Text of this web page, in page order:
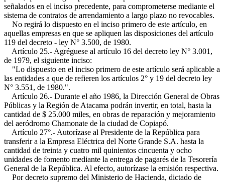
señalados en el inciso precedente, para comprometerse mediante el
sistema de contratos de arrendamiento a largo plazo no revocables.
No regirá lo dispuesto en el inciso primero de este artículo, en
aquellas empresas en que se apliquen las disposiciones del artículo
119 del decreto - ley N° 3.500, de 1980.
Artículo 25.- Agréguese al artículo 16 del decreto ley N° 3.001,
de 1979, el siguiente inciso:
"Lo dispuesto en el inciso primero de este artículo será aplicable a
las entidades a que de refieren los artículos 2° y 19 del decreto ley
N° 3.551, de 1980.".
Artículo 26.- Durante el año 1986, la Dirección General de Obras
Públicas y la Región de Atacama podrán invertir, en total, hasta la
cantidad de $ 25.000 miles, en obras de reparación y mejoramiento
del aeródromo Chamonate de la ciudad de Copiapó.
Artículo 27°.- Autorízase al Presidente de la República para
transferir a la Empresa Eléctrica del Norte Grande S.A. hasta la
cantidad de treinta y cuatro mil quinientos cincuenta y ocho
unidades de fomento mediante la entrega de pagarés de la Tesorería
General de la República. Al efecto, autorízase la emisión respectiva.
Por decreto supremo del Ministerio de Hacienda, dictado de